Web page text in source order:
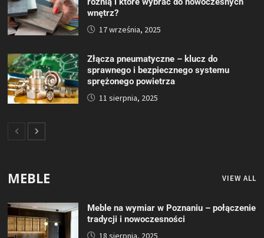
wnętrz?
17 września, 2025
Złącza pneumatyczne – klucz do
sprawnego i bezpiecznego systemu
sprężonego powietrza
11 sierpnia, 2025
MEBLE VIEW ALL
Meble na wymiar w Poznaniu – połączenie
tradycji i nowoczesności
18 sierpnia, 2025